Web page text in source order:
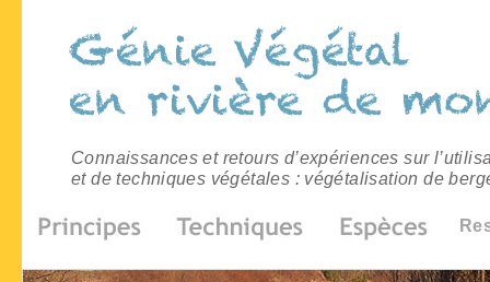
Connaissances et retours d’expériences sur
et de techniques végétales : végétalisation de